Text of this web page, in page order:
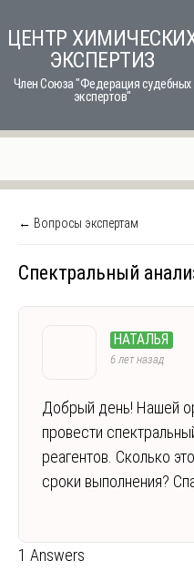
toЦЕНТР
ЭКСПЕРТИЗ
Член Союза "Федерация судебных
экспертов"
← Вопросы экспертам
Спектральный
НАТАЛЬЯ
6 лет назад
Добрый день! Нашей
провести
реагентов. Сколько
сроки выполнения?
1 Answers